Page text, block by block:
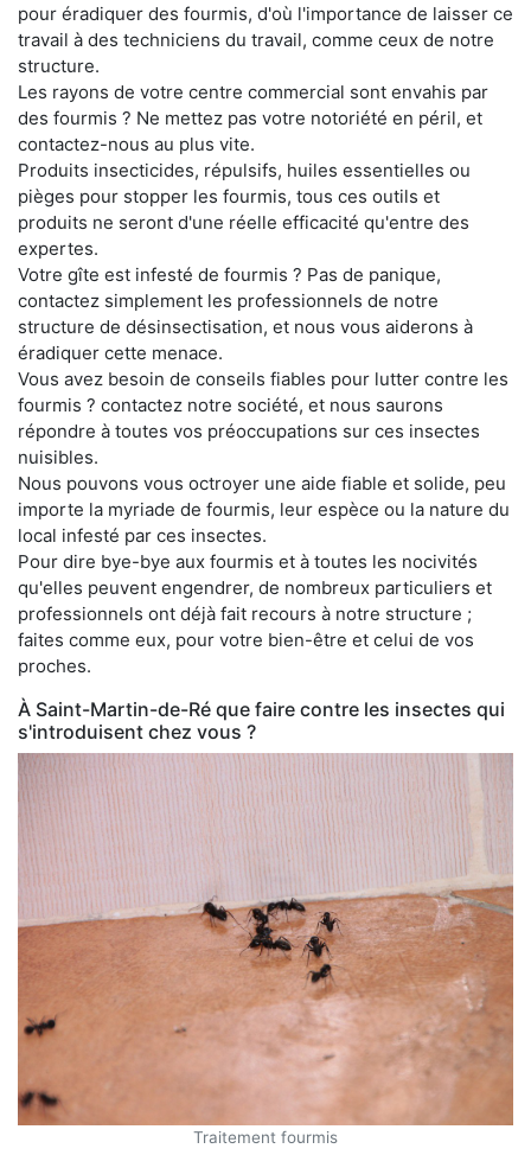
pour éradiquer des fourmis, d'où l'importance de laisser ce
travail à des techniciens du travail, comme ceux de notre
structure.
Les rayons de votre centre commercial sont envahis par
des fourmis ? Ne mettez pas votre notoriété en péril, et
contactez-nous au plus vite.
Produits insecticides, répulsifs, huiles essentielles ou
pièges pour stopper les fourmis, tous ces outils et
produits ne seront d'une réelle efficacité qu'entre des
expertes.
Votre gîte est infesté de fourmis ? Pas de panique,
contactez simplement les professionnels de notre
structure de désinsectisation, et nous vous aiderons à
éradiquer cette menace.
Vous avez besoin de conseils fiables pour lutter contre les
fourmis ? contactez notre société, et nous saurons
répondre à toutes vos préoccupations sur ces insectes
nuisibles.
Nous pouvons vous octroyer une aide fiable et solide, peu
importe la myriade de fourmis, leur espèce ou la nature du
local infesté par ces insectes.
Pour dire bye-bye aux fourmis et à toutes les nocivités
qu'elles peuvent engendrer, de nombreux particuliers et
professionnels ont déjà fait recours à notre structure ;
faites comme eux, pour votre bien-être et celui de vos
proches.
À Saint-Martin-de-Ré que faire contre les insectes qui
s'introduisent chez vous ?
Traitement fourmis